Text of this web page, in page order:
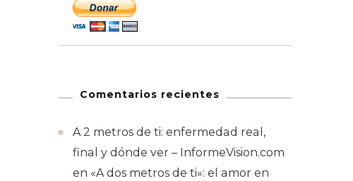
Comentarios recientes
A 2 metros de ti: enfermedad real,
final y dónde ver – InformeVision.com
en «A dos metros de ti»: el amor en